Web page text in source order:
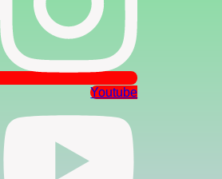
Youtube